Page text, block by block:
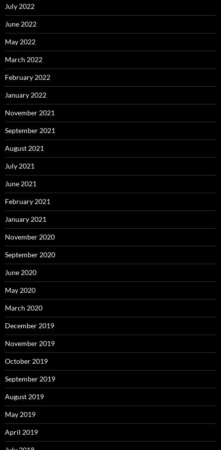
July 2022
June 2022
May 2022
March 2022
February 2022
January 2022
November 2021
September 2021
August 2021
July 2021
June 2021
February 2021
January 2021
November 2020
September 2020
June 2020
May 2020
March 2020
December 2019
November 2019
October 2019
September 2019
August 2019
May 2019
April 2019